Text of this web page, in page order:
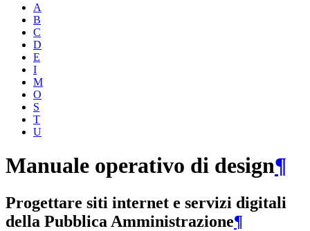
A
B
C
D
E
I
M
O
S
T
U
Manuale operativo di design¶
Progettare siti internet e servizi digitali
della Pubblica Amministrazione¶